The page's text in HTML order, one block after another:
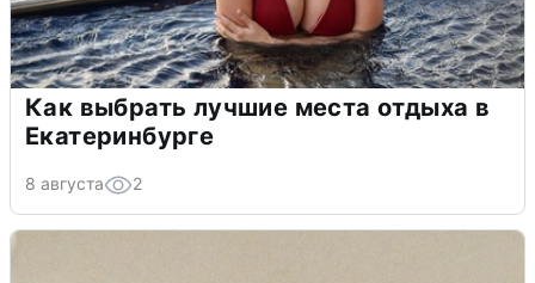
Как выбрать лучшие места отдыха в
Екатеринбурге
8 августа 2